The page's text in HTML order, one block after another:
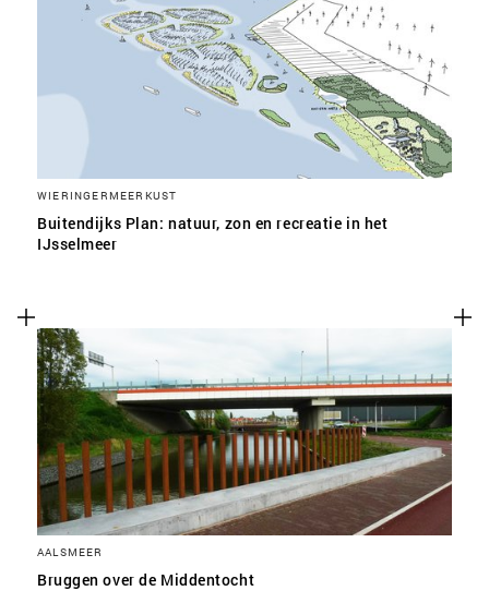
WIERINGERMEERKUST
Buitendijks Plan: natuur, zon en recreatie in het
IJsselmeer
AALSMEER
Bruggen over de Middentocht
SLA VOORKEUREN OP